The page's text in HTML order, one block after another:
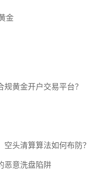
金
黄金开户交易平台？
头清算算法如何布防？
恶意洗盘陷阱